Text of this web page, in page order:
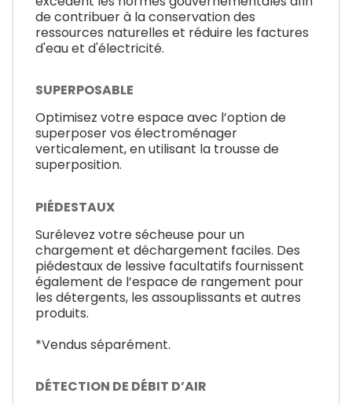
de contribuer à la conservation des
ressources naturelles et réduire les factures
d'eau et d'électricité.
SUPERPOSABLE
Optimisez votre espace avec l’option de
superposer vos électroménager
verticalement, en utilisant la trousse de
superposition.
PIÉDESTAUX
Surélevez votre sécheuse pour un
chargement et déchargement faciles. Des
piédestaux de lessive facultatifs fournissent
également de l’espace de rangement pour
les détergents, les assouplissants et autres
produits.
*Vendus séparément.
DÉTECTION DE DÉBIT D’AIR